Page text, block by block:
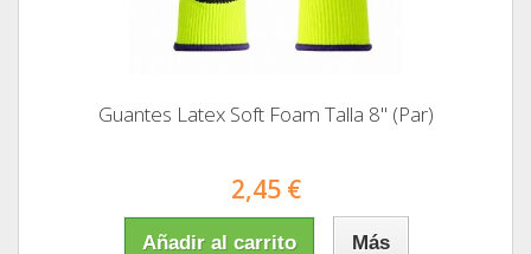
Guantes Latex Soft Foam Talla 8" (Par)
2,45 €
Añadir al carrito Más